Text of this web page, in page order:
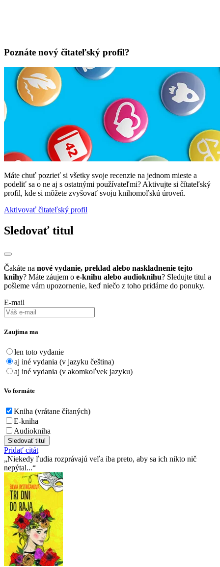
Poznáte nový čitateľský profil?
Máte chuť pozrieť si všetky svoje recenzie na jednom mieste a
podeliť sa o ne aj s ostatnými používateľmi? Aktivujte si čítateľský
profil, kde si môžete zvyšovať svoju knihomoľskú úroveň.
Aktivovať čitateľský profil
Sledovať titul
Čakáte na nové vydanie, preklad alebo naskladnenie tejto
knihy? Máte záujem o e-knihu alebo audioknihu? Sledujte titul a
pošleme vám upozornenie, keď niečo z toho pridáme do ponuky.
E-mail
Zaujíma ma
len toto vydanie
aj iné vydania (v jazyku čeština)
aj iné vydania (v akomkoľvek jazyku)
Vo formáte
Kniha (vrátane čítaných)
E-kniha
Audiokniha
Sledovať titul
Pridať citát
Niekedy ľudia rozprávajú veľa iba preto, aby sa ich nikto nič
nepýtal...